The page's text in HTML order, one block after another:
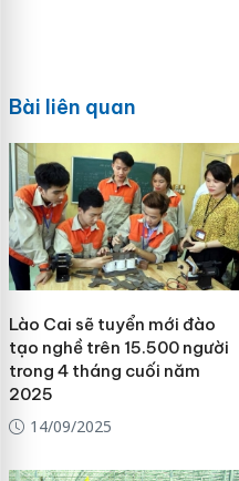
Bài liên quan
Lào Cai sẽ tuyển mới đào
tạo nghề trên 15.500 người
trong 4 tháng cuối năm
2025
14/09/2025